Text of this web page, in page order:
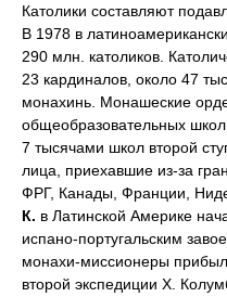
Католики составляют
В 1978 в
290 млн. католиков.
23 кардиналов, около 47
монахинь. Монашеские
общеобразовательных
7 тысячами школ второй
лица, приехавшие из-за
ФРГ, Канады, Франции,
К. в Латинской Америке
испано-португальским
монахи-миссионеры
второй экспедиции X.